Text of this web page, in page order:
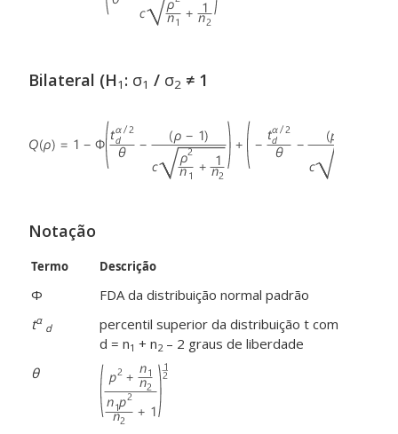
Bilateral (H1 : σ1 / σ2 ≠ 1
Notação
Termo Descrição
Φ
FDA da distribuição normal padrão
tα
d
percentil superior da distribuição t com
d = n1 + n2 – 2 graus de liberdade
θ